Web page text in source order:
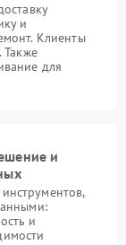
и
Клиенты
Также
для
и
и